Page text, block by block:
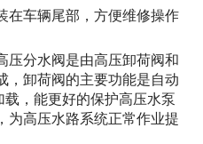
在车辆尾部，方便维修操作
压分水阀是由高压卸荷阀和
，卸荷阀的主要功能是自动
，能更好的保护高压水泵
为高压水路系统正常作业提